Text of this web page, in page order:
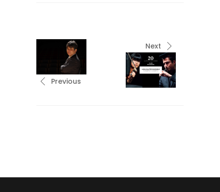
Previous
Next